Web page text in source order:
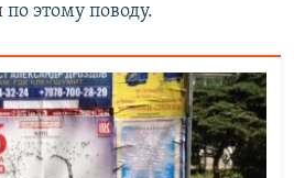
этому поводу.